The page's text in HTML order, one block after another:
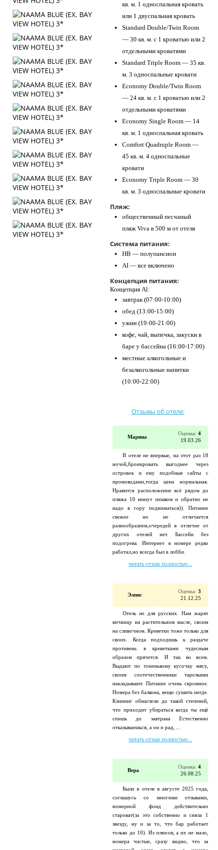
кв. м. 1 односпальная кровать
или 1 двуспальная кровать
Standard Double/Twin Room
— 30 кв. м. с 1 кроватью или 2
отдельными кроватями
Standard Triple Room — 35 кв.
м. 3 односпальные кровати
Economy Double/Twin Room
— 24 кв. м. с 1 кроватью или 2
отдельными кроватями
Economy Single Room — 14
кв. м. 1 односпальная кровать
Comfort Quadruple Room —
45 кв. м. 4 односпальные
кровати
Economy Triple Room — 30
кв. м. 3 односпальные кровати
Пляж:
общественный песчаный
пляж Viva в 500 м от отеля
Система питания:
HB — полупансион
AI — все включено
Концепция питания:
Концепция Al:
завтрак (07:00-10:00)
обед (13:00-15:00)
ужин (19:00-21:00)
кофе, чай, выпечка, закуски в
баре у бассейна (16:00-17:00)
​местные алкогольные и
безалкогольные напитки
(10:00-22:00)
Отзывы об отеле:
Марина
Оценка: 4
19.03.26
В отеле не впервые, на этот раз 18
ночей,бронировать выгоднее через
островок и ему подобные сайты с
промокодами,тогда цена нормальная.
Нравится расположение всё рядом до
пляжа 10 минут пешком и обратно не
надо в гору подниматься)). Питание
свежее но не отличается
разнообразием,очередей в отличие от
других отелей нет. Бассейн без
подогрева. Интернет в номере редко
работал,но всегда был в лобби.
читать отзыв полностью...
Элпис
Оценка: 3
21.12.25
Отель не для русских. Нам жарят
яичницу на растительном масле, своим
на сливочном. Креветки тоже только для
своих. Когда подходишь к раздаче
противень в креветками чудесным
образом прячется. И так во всем.
Выдают по тоненькому кусочку мясу,
своим соотечественники тарелками
накладывают. Питание очень скромное.
Номера без балкона, вещи сушить негде.
Клининг обнаглели до такой степеней,
что приходит убираться когда ты ещё
спишь до завтрака Естественно
отказываешься, а он и рад, ...
читать отзыв полностью...
Вера
Оценка: 4
26.08.25
Были в отеле в августе 2025 года,
соглашусь со многими отзывами,
номерной фонд действительно
староват(за это собственно и сняла 1
звезду, ну и за то, что бар работает
только до 10). Из плюсов, а их не мало,
номера чистые, сразу видно, что за